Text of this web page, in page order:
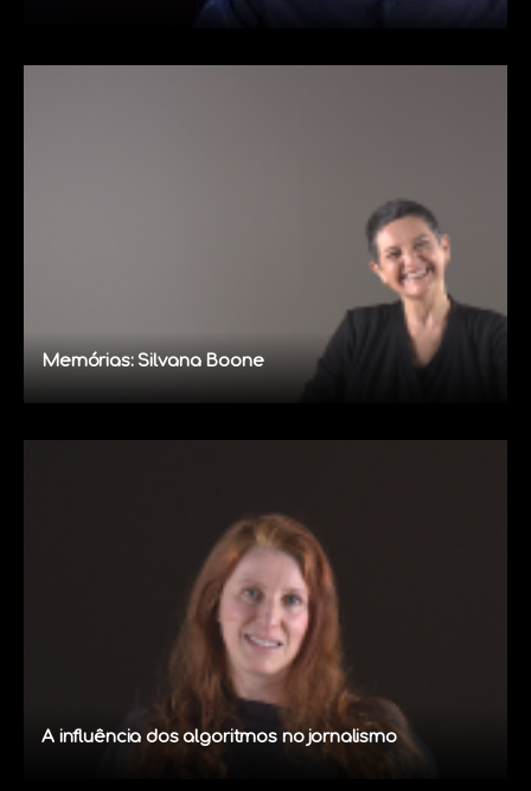
Memórias: Silvana Boone
A influência dos algoritmos no jornalismo